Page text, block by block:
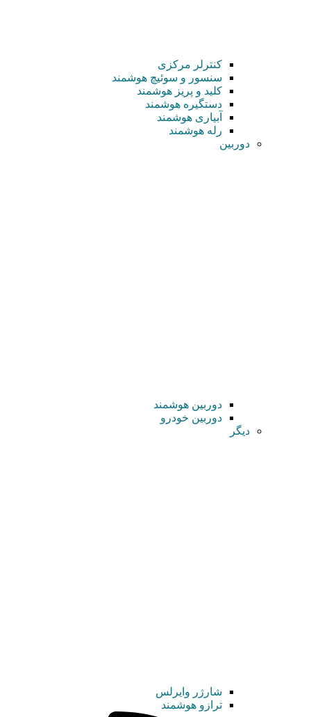
کنترلر مرکزی
سنسور و سوئیچ هوشمند
کلید و پریز هوشمند
دستگیره هوشمند
آبیاری هوشمند
رله هوشمند
دوربین
دوربین هوشمند
دوربین خودرو
دیگر
شارژر وایرلس
ترازو هوشمند